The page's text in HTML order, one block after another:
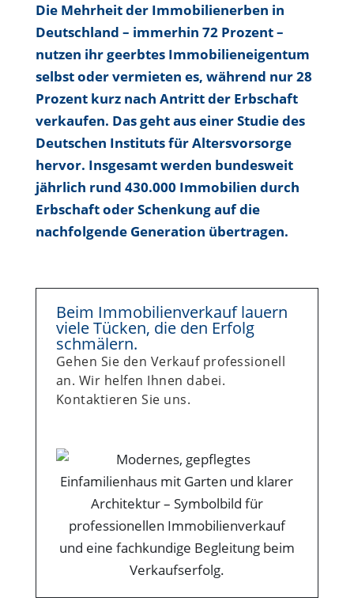
Die Mehrheit der Immobilienerben in
Deutschland – immerhin 72 Prozent –
nutzen ihr geerbtes Immobilieneigentum
selbst oder vermieten es, während nur 28
Prozent kurz nach Antritt der Erbschaft
verkaufen. Das geht aus einer Studie des
Deutschen Instituts für Altersvorsorge
hervor. Insgesamt werden bundesweit
jährlich rund 430.000 Immobilien durch
Erbschaft oder Schenkung auf die
nachfolgende Generation übertragen.
Beim Immobilienverkauf lauern
viele Tücken, die den Erfolg
schmälern.
Gehen Sie den Verkauf professionell
an. Wir helfen Ihnen dabei.
Kontaktieren Sie uns.